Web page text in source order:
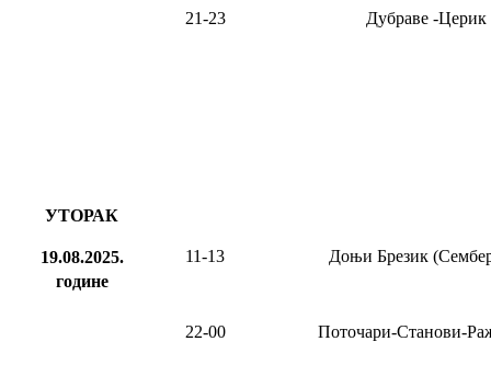
21-23 Дубраве-Церик
УТОРАК
19.08.2025.
године
11-13 Доњи Брезик
22-00 Поточари-Станови-